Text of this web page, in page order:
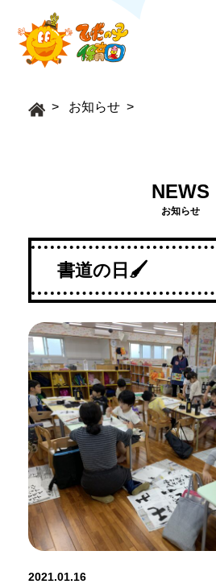
お知らせ
NEWS
お知らせ
書道の日🖌
2021.01.16